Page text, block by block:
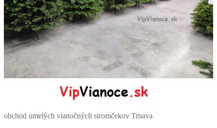
obchod umelých vianočných stromčekov Trnava